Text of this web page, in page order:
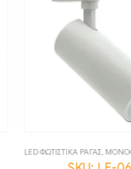
ΦΩΤΙΣΤΙΚΑ LED